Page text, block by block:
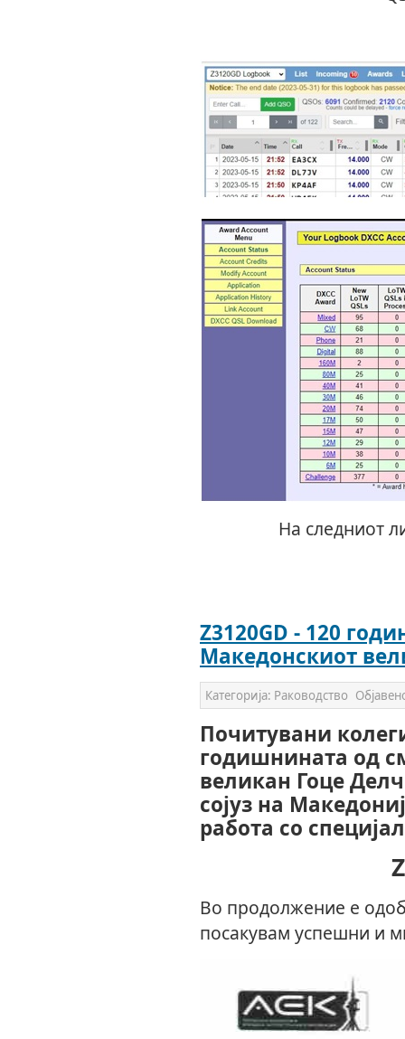
На следниот
Z3120GD - 120
Македонскиот
Категорија: Раководство
Почитувани
годишнината од
великан Гоце
сојуз на
работа со
Во продолжение е
посакувам успешни и